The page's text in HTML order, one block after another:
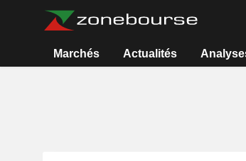
Marchés Actualités